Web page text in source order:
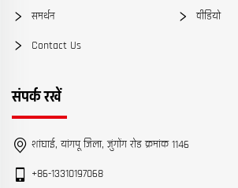
समर्थन वीडियो
Contact Us
संपर्क रखें
शांघाई, यांगपू जिला, ज़ुंगोंग रोड क्रमांक 1146
+86-13310197068